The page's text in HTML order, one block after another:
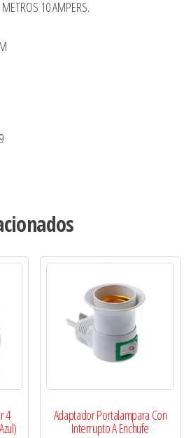
10 AMPERS.
4 Adaptador Portalampara Con
Interrupto A Enchufe